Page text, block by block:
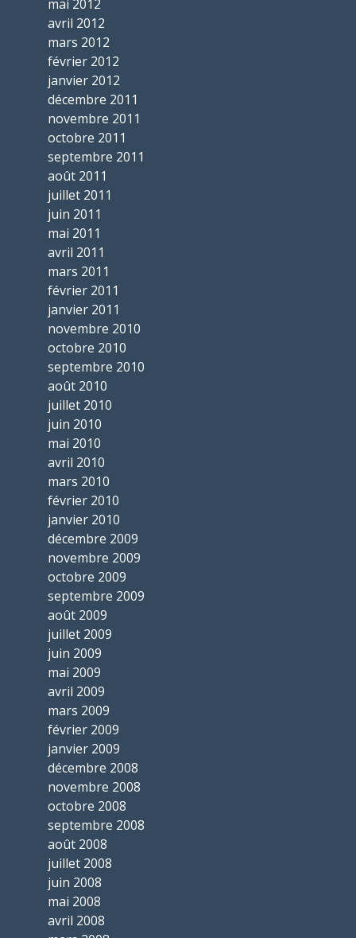
mai 2012
avril 2012
mars 2012
février 2012
janvier 2012
décembre 2011
novembre 2011
octobre 2011
septembre 2011
août 2011
juillet 2011
juin 2011
mai 2011
avril 2011
mars 2011
février 2011
janvier 2011
novembre 2010
octobre 2010
septembre 2010
août 2010
juillet 2010
juin 2010
mai 2010
avril 2010
mars 2010
février 2010
janvier 2010
décembre 2009
novembre 2009
octobre 2009
septembre 2009
août 2009
juillet 2009
juin 2009
mai 2009
avril 2009
mars 2009
février 2009
janvier 2009
décembre 2008
novembre 2008
octobre 2008
septembre 2008
août 2008
juillet 2008
juin 2008
mai 2008
avril 2008